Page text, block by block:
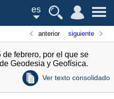
es
anterior siguiente
febrero, por el que se
Geodesia y Geofísica.
Ver texto consolidado